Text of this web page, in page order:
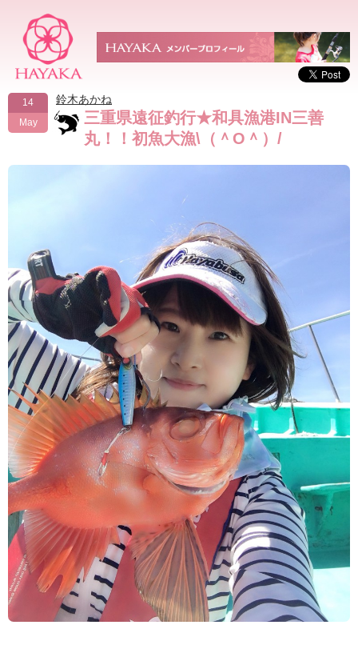
14
May
鈴木あかね
三重県遠征釣行★和具漁港IN三善
丸！！初魚大漁\（＾O＾）/